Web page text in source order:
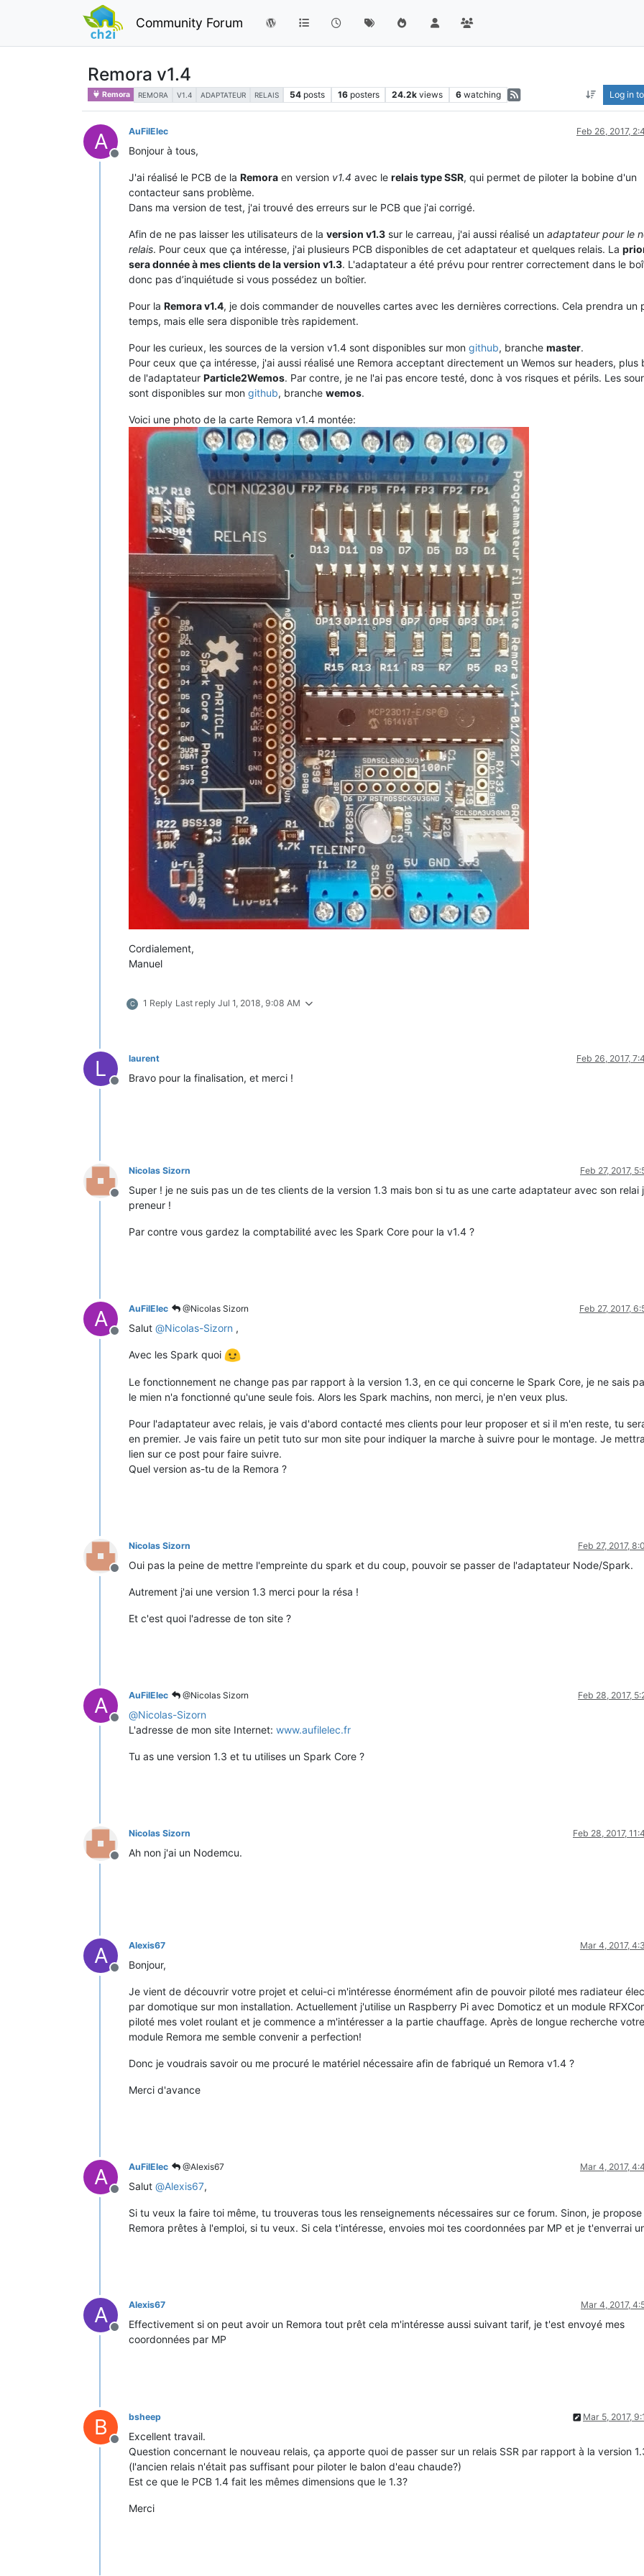
Community Forum
Remora v1.4
Remora REMORA V1.4 ADAPTATEUR RELAIS 54 posts 16 posters 24.2k views 6 watching Log in
A
Offline
AuFilElec Feb 26, 2017,
Bonjour à tous,
J'ai réalisé le PCB de la Remora en version v1.4 avec le relais type SSR, qui permet de piloter la bobine d'un
contacteur sans problème.
Dans ma version de test, j'ai trouvé des erreurs sur le PCB que j'ai corrigé.
Afin de ne pas laisser les utilisateurs de la version v1.3 sur le carreau, j'ai aussi réalisé un adaptateur pour le
relais. Pour ceux que ça intéresse, j'ai plusieurs PCB disponibles de cet adaptateur et quelques relais. La
sera donnée à mes clients de la version v1.3. L'adaptateur a été prévu pour rentrer correctement dans le
donc pas d’inquiétude si vous possédez un boîtier.
Pour la Remora v1.4, je dois commander de nouvelles cartes avec les dernières corrections. Cela prendra un
temps, mais elle sera disponible très rapidement.
Pour les curieux, les sources de la version v1.4 sont disponibles sur mon github, branche master.
Pour ceux que ça intéresse, j'ai aussi réalisé une Remora acceptant directement un Wemos sur headers, plus
de l'adaptateur Particle2Wemos. Par contre, je ne l'ai pas encore testé, donc à vos risques et périls. Les
sont disponibles sur mon github, branche wemos.
Voici une photo de la carte Remora v1.4 montée:
Cordialement,
Manuel
C 1 Reply Last reply Jul 1, 2018, 9:08 AM
L
Offline
laurent Feb 26, 2017,
Bravo pour la finalisation, et merci !
Offline
Nicolas Sizorn Feb 27, 2017,
Super ! je ne suis pas un de tes clients de la version 1.3 mais bon si tu as une carte adaptateur avec son relai
preneur !
Par contre vous gardez la comptabilité avec les Spark Core pour la v1.4 ?
A
Offline
AuFilElec @Nicolas Sizorn Feb 27, 2017,
Salut @Nicolas-Sizorn ,
Avec les Spark quoi
Le fonctionnement ne change pas par rapport à la version 1.3, en ce qui concerne le Spark Core, je ne sais
le mien n'a fonctionné qu'une seule fois. Alors les Spark machins, non merci, je n'en veux plus.
Pour l'adaptateur avec relais, je vais d'abord contacté mes clients pour leur proposer et si il m'en reste, tu
en premier. Je vais faire un petit tuto sur mon site pour indiquer la marche à suivre pour le montage. Je
lien sur ce post pour faire suivre.
Quel version as-tu de la Remora ?
Offline
Nicolas Sizorn Feb 27, 2017,
Oui pas la peine de mettre l'empreinte du spark et du coup, pouvoir se passer de l'adaptateur Node/Spark.
Autrement j'ai une version 1.3 merci pour la résa !
Et c'est quoi l'adresse de ton site ?
A
Offline
AuFilElec @Nicolas Sizorn Feb 28, 2017,
@Nicolas-Sizorn
L'adresse de mon site Internet: www.aufilelec.fr
Tu as une version 1.3 et tu utilises un Spark Core ?
Offline
Nicolas Sizorn Feb 28, 2017,
Ah non j'ai un Nodemcu.
A
Offline
Alexis67 Mar 4, 2017,
Bonjour,
Je vient de découvrir votre projet et celui-ci m'intéresse énormément afin de pouvoir piloté mes radiateur
par domotique sur mon installation. Actuellement j'utilise un Raspberry Pi avec Domoticz et un module
piloté mes volet roulant et je commence a m'intéresser a la partie chauffage. Après de longue recherche votre
module Remora me semble convenir a perfection!
Donc je voudrais savoir ou me procuré le matériel nécessaire afin de fabriqué un Remora v1.4 ?
Merci d'avance
A
Offline
AuFilElec @Alexis67 Mar 4, 2017,
Salut @Alexis67,
Si tu veux la faire toi même, tu trouveras tous les renseignements nécessaires sur ce forum. Sinon, je
Remora prêtes à l'emploi, si tu veux. Si cela t'intéresse, envoies moi tes coordonnées par MP et je t'enverrai
A
Offline
Alexis67 Mar 4, 2017,
Effectivement si on peut avoir un Remora tout prêt cela m'intéresse aussi suivant tarif, je t'est envoyé mes
coordonnées par MP
B
Offline
bsheep Mar 5, 2017,
Excellent travail.
Question concernant le nouveau relais, ça apporte quoi de passer sur un relais SSR par rapport à la version
(l'ancien relais n'était pas suffisant pour piloter le balon d'eau chaude?)
Est ce que le PCB 1.4 fait les mêmes dimensions que le 1.3?
Merci